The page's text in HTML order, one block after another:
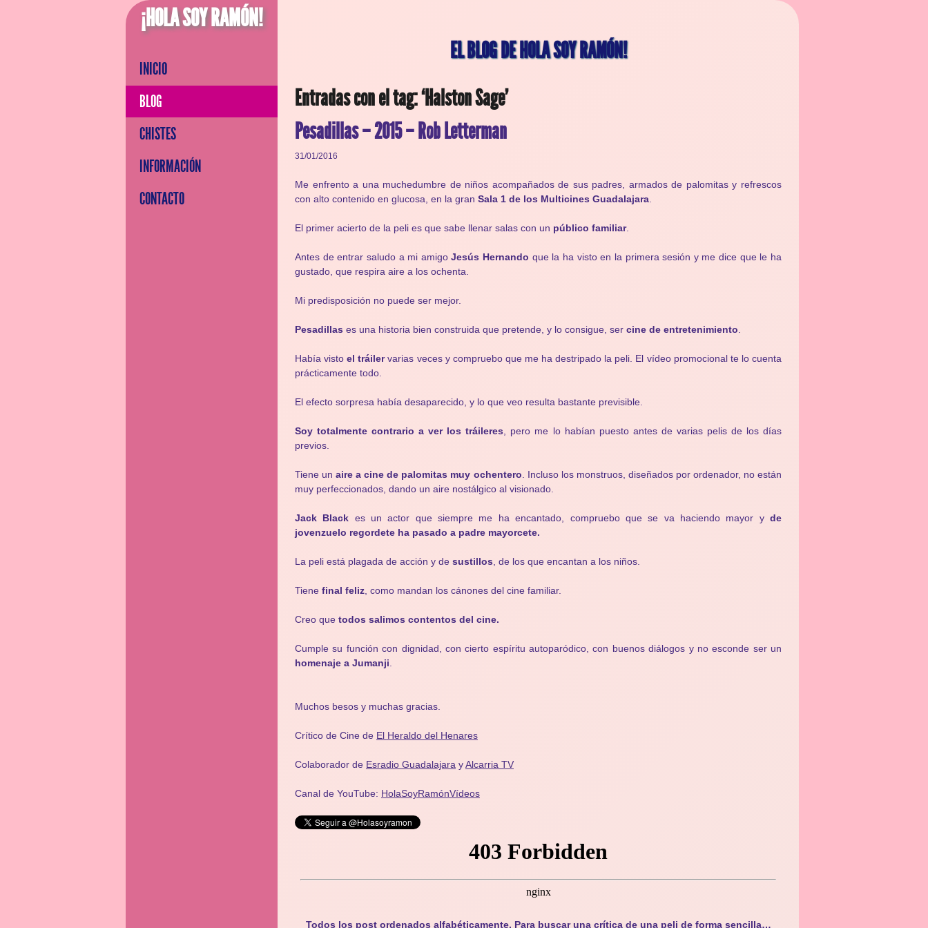
¡HOLA SOY RAMÓN!
INICIO
BLOG
CHISTES
INFORMACIÓN
CONTACTO
EL BLOG DE HOLA SOY RAMÓN!
Entradas con el tag: ‘Halston Sage’
Pesadillas – 2015 – Rob Letterman
31/01/2016
Me enfrento a una muchedumbre de niños acompañados de sus padres, armados de palomitas y refrescos
con alto contenido en glucosa, en la gran Sala 1 de los Multicines Guadalajara
El primer acierto de la peli es que sabe llenar salas con un público familiar.
Antes de entrar saludo a mi amigoJesús Hernando que la ha visto en la primera sesión y me dice que le ha
gustado, que respira aire a los ochenta.
Mi predisposición no puede ser mejor.
Pesadillas es una historia bien construida que pretende, y lo consigue, ser cine de entretenimiento
Había visto el tráilervarias veces y compruebo que me ha destripado la peli. El vídeo promocional te lo cuenta
prácticamente todo.
El efecto sorpresa había desaparecido, y lo que veo resulta bastante previsible.
Soy totalmente contrario a ver los tráileres , pero me lo habían puesto antes de varias pelis de los días
previos.
Tiene un aire a cine de palomitas muy ochentero . Incluso los monstruos, diseñados por ordenador, no están
muy perfeccionados, dando un aire nostálgico al visionado.
Jack Black es un actor que siempre me ha encantado, compruebo que se va haciendo mayor yde
jovenzuelo regordete ha pasado a padre mayorcete.
La peli está plagada de acción y de sustillos , de los que encantan a los niños.
Tiene final feliz , como mandan los cánones del cine familiar.
Creo que todos salimos contentos del cine.
Cumple su función con dignidad, con cierto espíritu autoparódico, con buenos diálogos y no esconde ser un
homenaje a Jumanji
Muchos besos y muchas gracias.
Crítico de Cine de El Heraldo del Henares
Colaborador de Esradio Guadalajara yAlcarria TV
Canal de YouTube: HolaSoyRamónVídeos
Todos los post ordenados alfabéticamente. Para buscar una crítica de una peli de forma sencilla…